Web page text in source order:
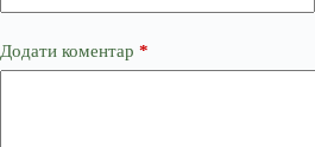
Додати коментар *